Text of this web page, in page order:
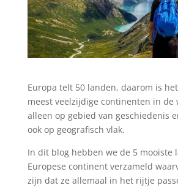
Europa telt 50 landen, daarom is
meest veelzijdige continenten in de
alleen op gebied van geschiedenis
ook op geografisch vlak.
In dit blog hebben we de 5 mooiste
Europese continent verzameld
zijn dat ze allemaal in het rijtje